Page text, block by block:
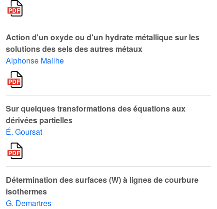
Action d'un oxyde ou d'un hydrate métallique sur les
solutions des sels des autres métaux
Alphonse Mailhe
Sur quelques transformations des équations aux
dérivées partielles
É. Goursat
Détermination des surfaces (W) à lignes de courbure
isothermes
G. Demartres